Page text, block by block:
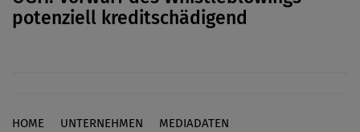
potenziell kreditschädigend
Footer
HOME UNTERNEHMEN MEDIADATEN